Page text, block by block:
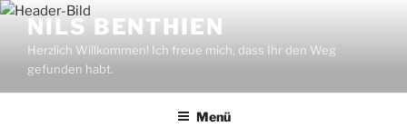
Zum
Inhalt
springen
NILS BENTHIEN
Herzlich Willkommen! Ich freue mich, dass Ihr den Weg
gefunden habt.
Menü